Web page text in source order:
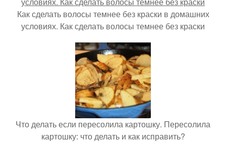
Как сделать волосы темнее без краски в домашних
условиях. Как сделать волосы темнее без краски
Что делать если пересолила картошку. Пересолила
картошку: что делать и как исправить?